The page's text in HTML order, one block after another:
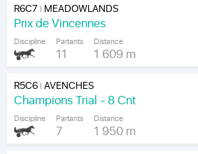
R6C7 | MEADOWLANDS
Prix de Vincennes
Discipline Partants
11
Distance
1 609 m
R5C6|AVENCHES
Champions Trial - 8 Cnt
Discipline Partants
7
Distance
1 950 m